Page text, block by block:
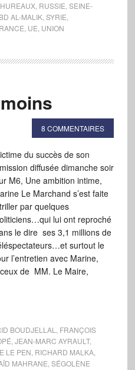
, RUSSIE SEINE-
AL-MALIK, SYRIE
UE UNION
8 COMMENTAIRES
du succès de son
diffusée dimanche soir
M6, Une ambition intime,
Le Marchand s’est faite
par quelques
lui ont reproché
le dire ses 3,1 millions de
surtout le
l’entretien avec Marine,
de MM. Le Maire,
BOUDJELLAL
FRANÇOIS
JEAN-MARC AYRAULT,
LE PEN RICHARD MALKA,
MAHRANE SÉGOLÈNE